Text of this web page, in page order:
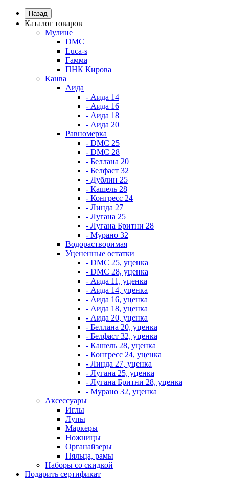
Назад
Каталог товаров
Мулине
DMC
Luca-s
Гамма
ПНК Кирова
Канва
Аида
- Аида 14
- Аида 16
- Аида 18
- Аида 20
Равномерка
- DMC 25
- DMC 28
- Беллана 20
- Белфаст 32
- Дублин 25
- Кашель 28
- Конгресс 24
- Линда 27
- Лугана 25
- Лугана Бритни 28
- Мурано 32
Водорастворимая
Уцененные остатки
- DMC 25, уценка
- DMC 28, уценка
- Аида 11, уценка
- Аида 14, уценка
- Аида 16, уценка
- Аида 18, уценка
- Аида 20, уценка
- Беллана 20, уценка
- Белфаст 32, уценка
- Кашель 28, уценка
- Конгресс 24, уценка
- Линда 27, уценка
- Лугана 25, уценка
- Лугана Бритни 28, уценка
- Мурано 32, уценка
Аксессуары
Иглы
Лупы
Маркеры
Ножницы
Органайзеры
Пяльца, рамы
Наборы со скидкой
Подарить сертификат